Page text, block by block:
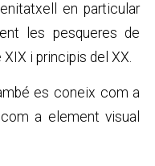
en particular
les pesqueres de
i principis del XX.
es coneix com a
a element visual